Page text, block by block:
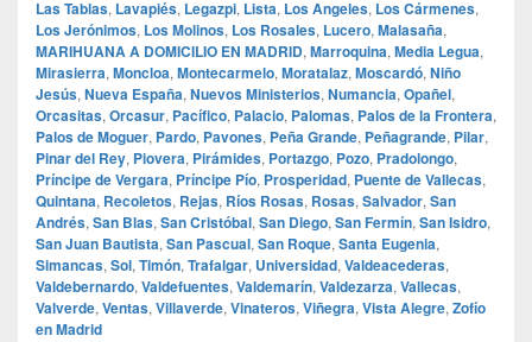
Las Tablas, Lavapiés, Legazpi, Lista, Los Angeles, Los Cármenes,
Los Jerónimos, Los Molinos, Los Rosales, Lucero, Malasaña,
MARIHUANA A DOMICILIO EN MADRID, Marroquina, Media Legua,
Mirasierra, Moncloa, Montecarmelo, Moratalaz, Moscardó, Niño
Jesús, Nueva España, Nuevos Ministerios, Numancia, Opañel,
Orcasitas, Orcasur, Pacífico, Palacio, Palomas, Palos de la Frontera,
Palos de Moguer, Pardo, Pavones, Peña Grande, Peñagrande, Pilar,
Pinar del Rey, Piovera, Pirámides, Portazgo, Pozo, Pradolongo,
Príncipe de Vergara, Príncipe Pío, Prosperidad, Puente de Vallecas,
Quintana, Recoletos, Rejas, Ríos Rosas, Rosas, Salvador, San
Andrés, San Blas, San Cristóbal, San Diego, San Fermín, San Isidro,
San Juan Bautista, San Pascual, San Roque, Santa Eugenia,
Simancas, Sol, Timón, Trafalgar, Universidad, Valdeacederas,
Valdebernardo, Valdefuentes, Valdemarín, Valdezarza, Vallecas,
Valverde, Ventas, Villaverde, Vinateros, Viñegra, Vista Alegre, Zofío
en Madrid